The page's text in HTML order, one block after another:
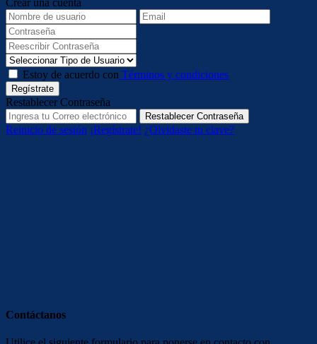
Estoy de acuerdo con Términos y condiciones
Regístrate
Restablecer Contraseña
Restablecer Contraseña
Reinicio de sesión ¡Regístrate! ¿Olvidaste tu clave?
Contáctanos